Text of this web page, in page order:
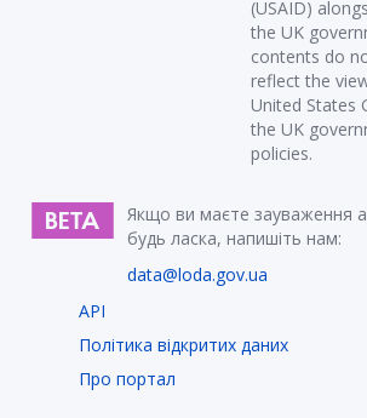
(USAID)
the UK
contents do
reflect the
United States
the UK
policies.
Якщо ви маєте зауваження
будь ласка, напишіть нам:
data@loda.gov.ua
API
Політика відкритих даних
Про портал